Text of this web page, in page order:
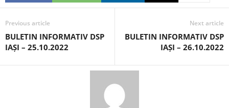
Previous article
BULETIN INFORMATIV DSP
IAȘI – 25.10.2022
Next article
BULETIN INFORMATIV DSP
IAȘI – 26.10.2022